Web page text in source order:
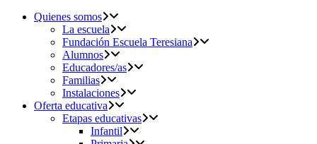
Quienes somos
La escuela
Fundación Escuela Teresiana
Alumnos
Educadores/as
Familias
Instalaciones
Oferta educativa
Etapas educativas
Infantil